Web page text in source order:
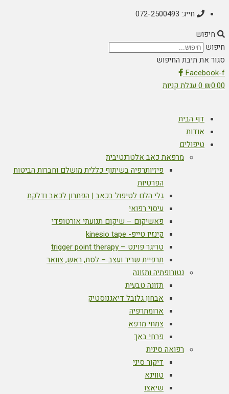
חייג: 072-2500493
חיפוש
חיפוש
סגור את תיבת החיפוש
Facebook-f
₪0.00
0 עגלת קניות
דף הבית
אודות
טיפולים
מרפאת כאב אלטרנטיבית
פיזיותרפיה בשיתוף כללית מושלם וחברות הביטוח
הפרטיות
גלי הלם לטיפול בכאב | הפתרון לכאב ודלקת
עיסוי רפואי
פאשיקום – שיקום תנועתי אורטופדי
קינזיו טייפ- kinesio tape
טריגר פוינט – trigger point therapy
תרפיית שריר ועצב – לסת, ראש, צוואר
נטורופתיה ותזונה
תזונה טבעית
אבחון גלובל דיאגנוסטיק
ארומתרפיה
צמחי מרפא
פרחי באך
רפואה סינית
דיקור סיני
טווינא
שיאצו